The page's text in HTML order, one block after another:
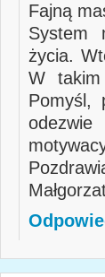
Fajną
System
życia.
W
Pomyśl,